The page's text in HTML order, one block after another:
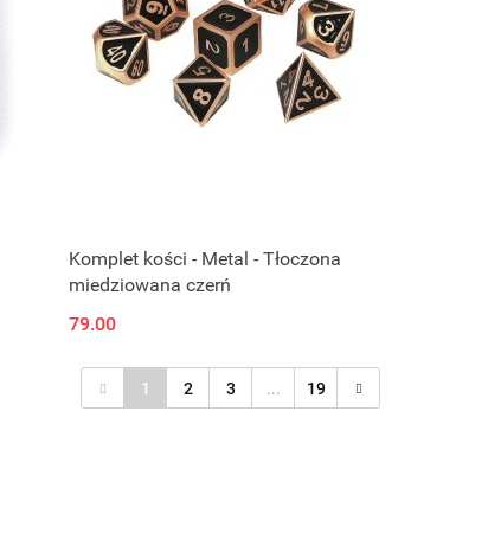
Komplet kości - Metal - Tłoczona
miedziowana czerń
79.00
1 2 3 ... 19